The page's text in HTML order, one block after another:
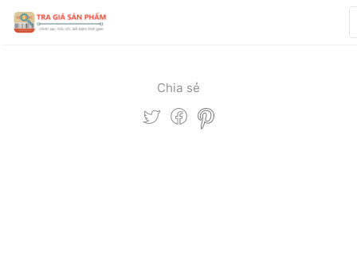
Chia sẻ